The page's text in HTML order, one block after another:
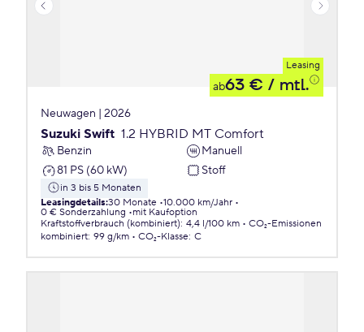
Leasing
ab63 € / mtl.
Neuwagen | 2026
Suzuki Swift 1.2 HYBRID MT Comfort
Benzin
Manuell
81 PS (60 kW)
Stoff
in 3 bis 5 Monaten
Leasingdetails:30 Monate 10.000 km/Jahr
0 € Sonderzahlung
mit Kaufoption
Kraftstoffverbrauch (kombiniert): 4,4 l/100 km
CO₂-Emissionen
kombiniert: 99 g/km CO₂-Klasse: C